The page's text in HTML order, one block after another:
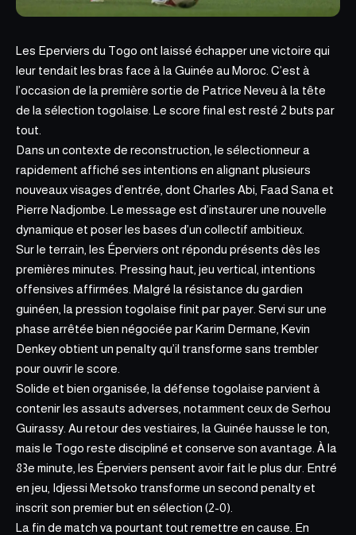
Les Eperviers du Togo ont laissé échapper une victoire qui
leur tendait les bras face à la Guinée au Moroc. C’est à
l’occasion de la première sortie de Patrice Neveu à la tête
de la sélection togolaise. Le score final est resté 2 buts par
tout.
Dans un contexte de reconstruction, le sélectionneur a
rapidement affiché ses intentions en alignant plusieurs
nouveaux visages d’entrée, dont Charles Abi, Faad Sana et
Pierre Nadjombe . Le message est d’instaurer une nouvelle
dynamique et poser les bases d’un collectif ambitieux.
Sur le terrain, les Éperviers ont répondu présents dès les
premières minutes. Pressing haut, jeu vertical, intentions
offensives affirmées. Malgré la résistance du gardien
guinéen, la pression togolaise finit par payer. Servi sur une
phase arrêtée bien négociée par Karim Dermane, Kevin
Denkeyobtient un penalty qu’il transforme sans trembler
pour ouvrir le score.
Solide et bien organisée, la défense togolaise parvient à
contenir les assauts adverses, notamment ceux de Serhou
Guirassy. Au retour des vestiaires, la Guinée hausse le ton,
mais le Togo reste discipliné et conserve son avantage. À la
83e minute, les Éperviers pensent avoir fait le plus dur. Entré
en jeu, Idjessi Metsoko transforme un second penalty et
inscrit son premier but en sélection (2-0).
La fin de match va pourtant tout remettre en cause. En